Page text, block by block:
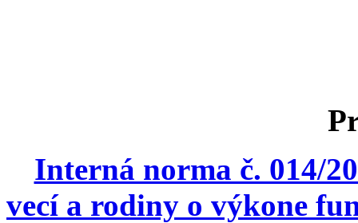
Interná norma č. 014/
vecí a rodiny o výkone